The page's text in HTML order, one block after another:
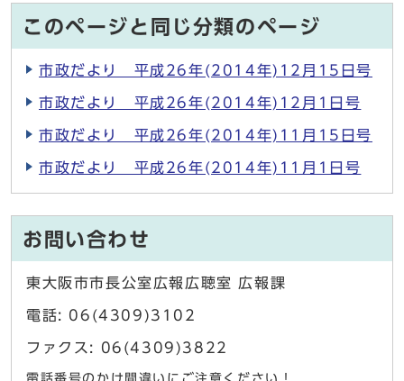
このページと同じ分類のページ
市政だより 平成26年(2014年)12月15日号
市政だより 平成26年(2014年)12月1日号
市政だより 平成26年(2014年)11月15日号
市政だより 平成26年(2014年)11月1日号
お問い合わせ
東大阪市市長公室広報広聴室 広報課
電話: 06(4309)3102
ファクス: 06(4309)3822